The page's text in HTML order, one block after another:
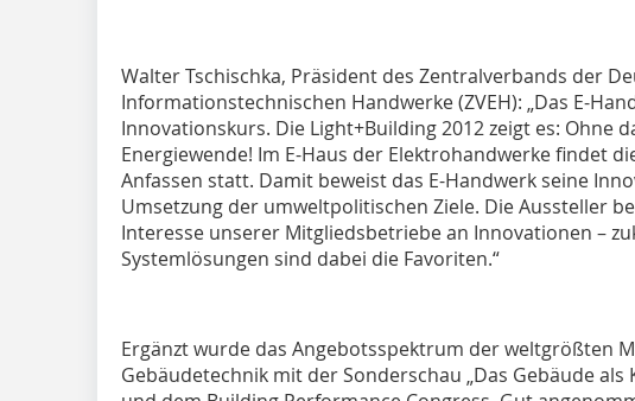
Walter Tschischka, Präsident des Zentralverbands der
Informationstechnischen Handwerke (ZVEH): „Das E-
Innovationskurs. Die Light+Building 2012 zeigt es: Ohne
Energiewende! Im E-Haus der Elektrohandwerke findet
Anfassen statt. Damit beweist das E-Handwerk seine
Umsetzung der umweltpolitischen Ziele. Die Aussteller
Interesse unserer Mitgliedsbetriebe an Innovationen –
Systemlösungen sind dabei die Favoriten.“
Ergänzt wurde das Angebotsspektrum der weltgrößten
Gebäudetechnik mit der Sonderschau „Das Gebäude als